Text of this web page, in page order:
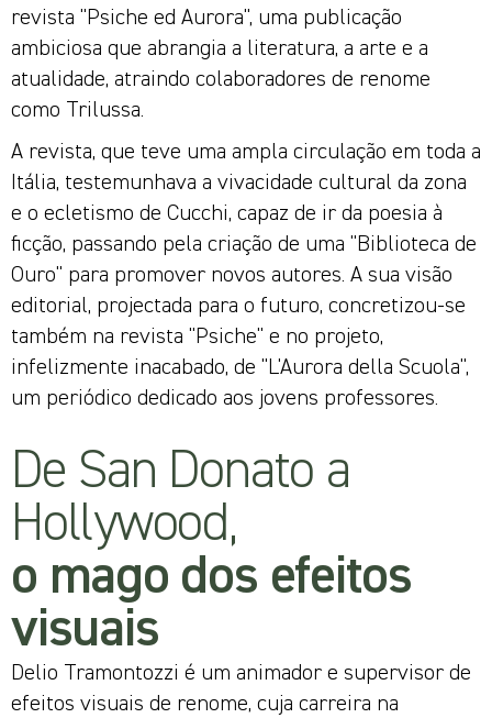
revista "Psiche ed Aurora", uma publicação
ambiciosa que abrangia a literatura, a arte e a
atualidade, atraindo colaboradores de renome
como Trilussa.
A revista, que teve uma ampla circulação em toda a
Itália, testemunhava a vivacidade cultural da zona
e o ecletismo de Cucchi, capaz de ir da poesia à
ficção, passando pela criação de uma "Biblioteca de
Ouro" para promover novos autores. A sua visão
editorial, projectada para o futuro, concretizou-se
também na revista "Psiche" e no projeto,
infelizmente inacabado, de "L'Aurora della Scuola",
um periódico dedicado aos jovens professores.
De San Donato a
Hollywood,
o mago dos efeitos
visuais
Delio Tramontozzi é um animador e supervisor de
efeitos visuais de renome, cuja carreira na